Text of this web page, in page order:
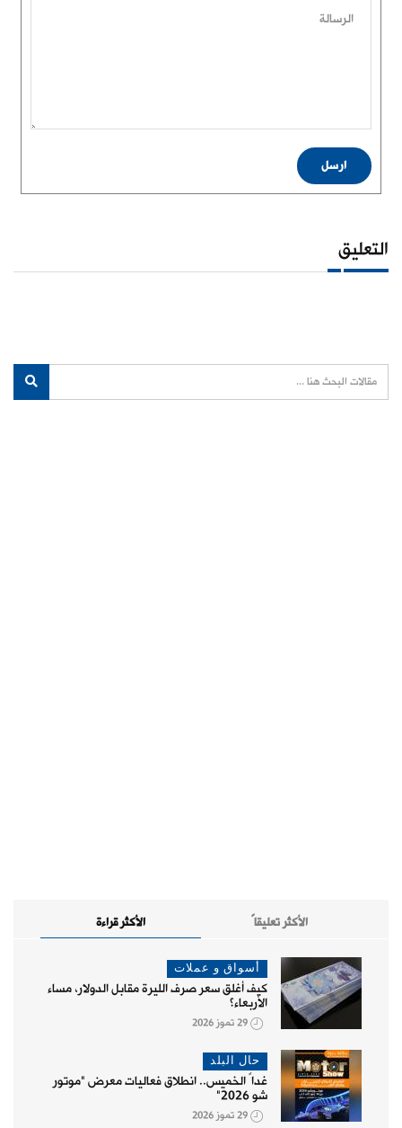
الرسالة
ارسل
التعليق
الأكثر قراءة الأكثر تعليقاً
أسواق و عملات
كيف أغلق سعر صرف الليرة مقابل الدولار، مساء
الأربعاء؟
29 تموز 2026
حال البلد
غداً الخميس.. انطلاق فعاليات معرض "موتور
شو 2026"
29 تموز 2026